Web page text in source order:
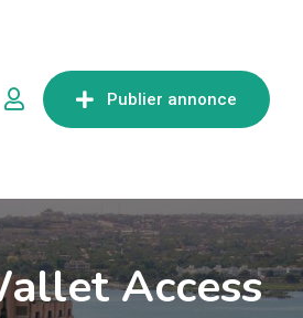
Publier annonce
Access